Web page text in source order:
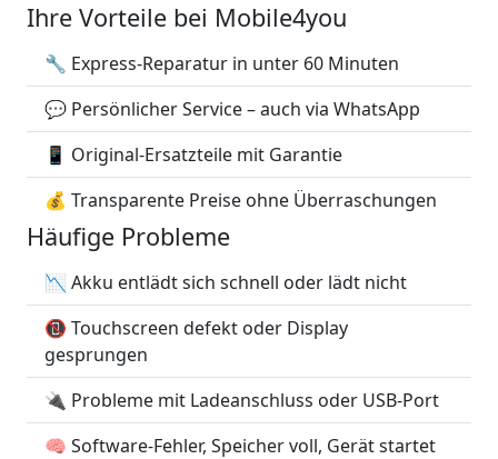
Ihre Vorteile bei Mobile4you
🔧 Express-Reparatur in unter 60 Minuten
💬 Persönlicher Service – auch via WhatsApp
📱 Original-Ersatzteile mit Garantie
💰 Transparente Preise ohne Überraschungen
Häufige Probleme
📉 Akku entlädt sich schnell oder lädt nicht
📵 Touchscreen defekt oder Display
gesprungen
🔌 Probleme mit Ladeanschluss oder USB-Port
🧠 Software-Fehler, Speicher voll, Gerät startet